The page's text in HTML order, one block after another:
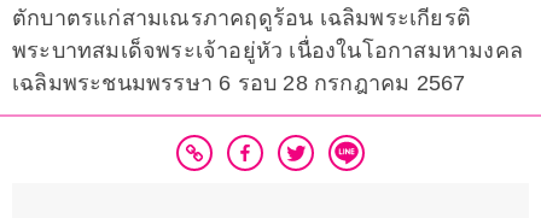
ตักบาตรแก่สามเณรภาคฤดูร้อน เฉลิมพระเกียรติ
พระบาทสมเด็จพระเจ้าอยู่หัว เนื่องในโอกาสมหามงคล
เฉลิมพระชนมพรรษา 6 รอบ 28 กรกฎาคม 2567